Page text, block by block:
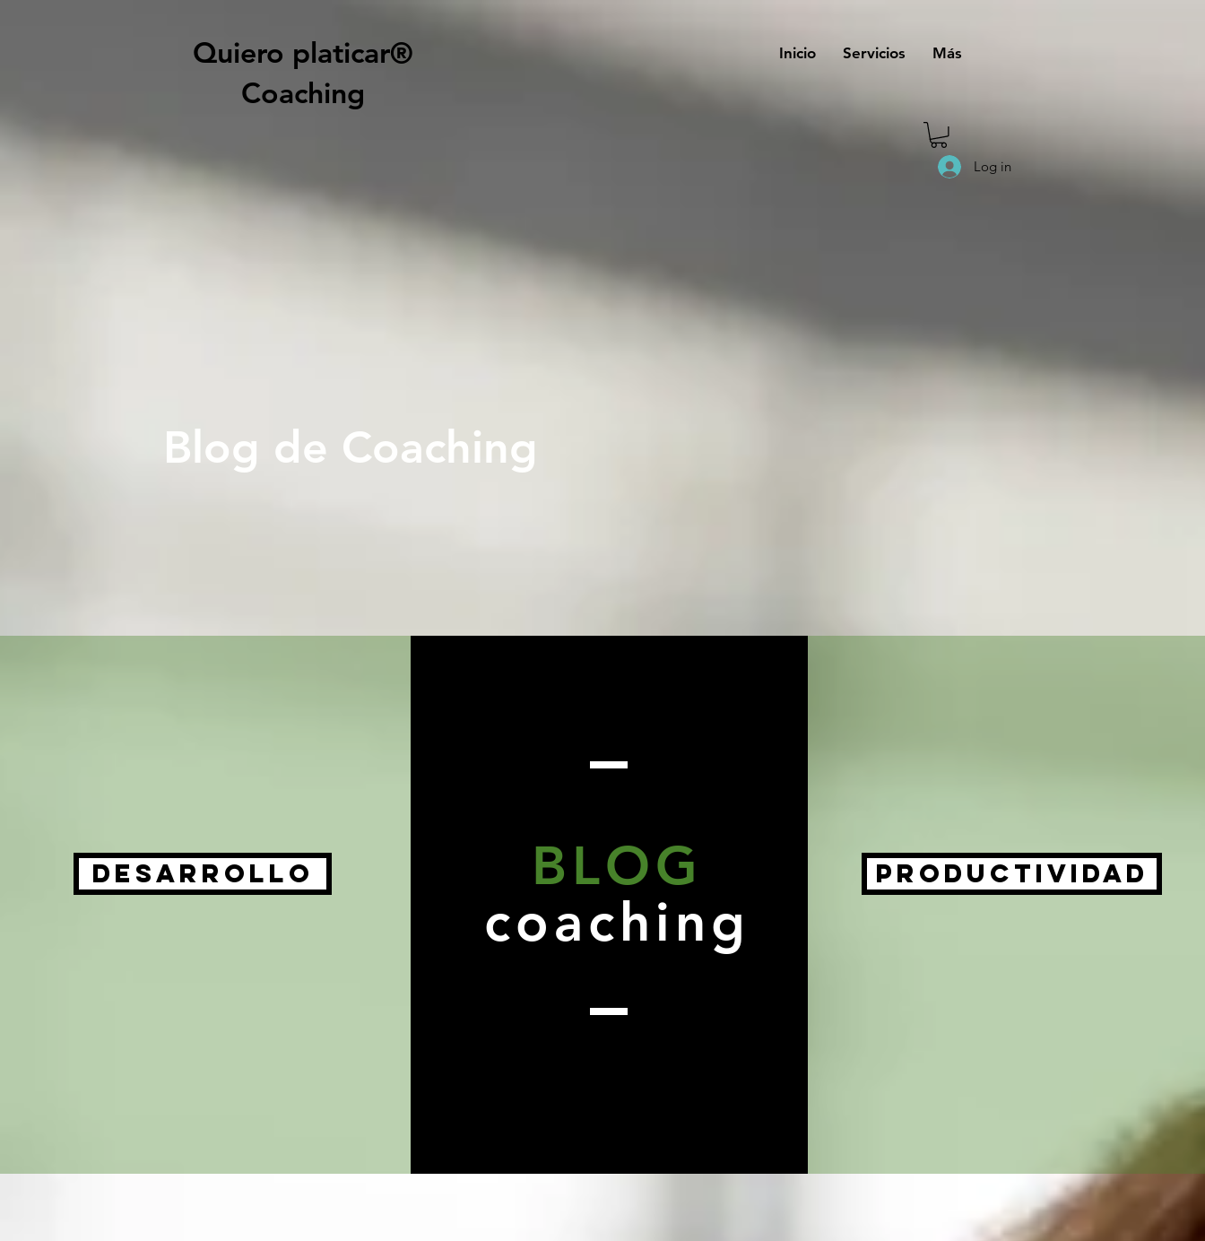
Quiero platicar®
Coaching
Inicio Servicios Más
Log in
Blog de Coaching
Desarrollo
BLOG
coaching
Productividad